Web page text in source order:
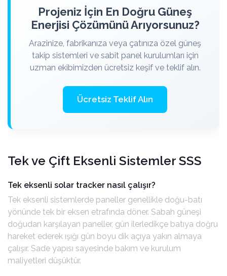
Projeniz İçin En Doğru Güneş
Enerjisi Çözümünü Arıyorsunuz?
Arazinize, fabrikanıza veya çatınıza özel güneş
takip sistemleri ve sabit panel kurulumları için
uzman ekibimizden ücretsiz keşif ve teklif alın.
Ücretsiz Teklif Alın
Tek ve Çift Eksenli Sistemler SSS
Tek eksenli solar tracker nasıl çalışır?
Tek eksenli sistemlerde paneller genellikle doğu-batı
yönünde tek bir eksen etrafında döner. Sabah güneşi
doğudan karşılayan paneller, gün ilerledikçe batıya doğru
hareket ederek ışığı gün boyu dik açıya yakın almaya
çalışır. Sade yapısı sayesinde bakım ve kurulum
maliyetleri düşüktür.